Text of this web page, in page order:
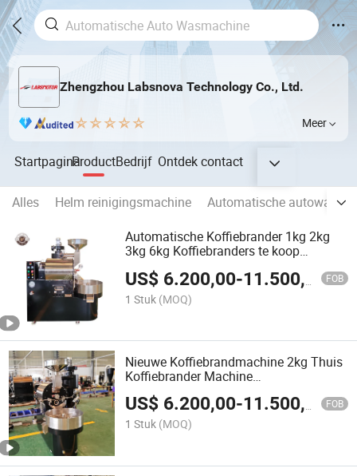
Zhengzhou Labsnova Technology Co., Ltd.
Meer
StartpaginaProductBedrijf Ontdekcontact
Alles Helm reinigingsmachine
Automatische
Automatische Koffiebrander 1kg 2kg
3kg 6kg Koffiebranders te koop
US$ 6.200,00-11.500,00 FOB
1 Stuk (MOQ)
Nieuwe Koffiebrandmachine 2kg Thuis
Koffiebrander Machine
Temperatuurregeling Koffiebrander
US$ 6.200,00-11.500,00 FOB
1 Stuk (MOQ)